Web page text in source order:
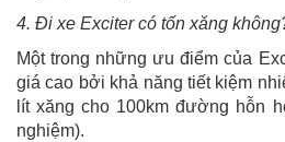
4. Đi xe Exciter có tốn xăng
Một trong những ưu điểm của
giá cao bởi khả năng tiết kiệm
lít xăng cho 100km đường hỗn
nghiệm).